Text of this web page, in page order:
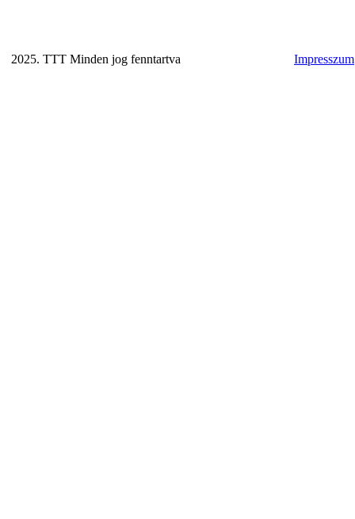
2025. TTT Minden jog fenntartva Impresszum